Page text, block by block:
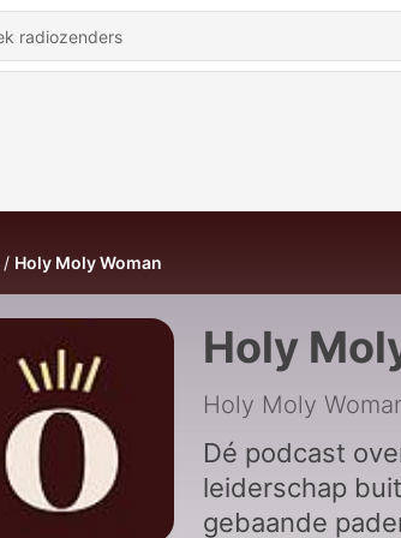
Holy Moly Woman
Holy
Holy Moly
Dé podcast
leiderschap
gebaande